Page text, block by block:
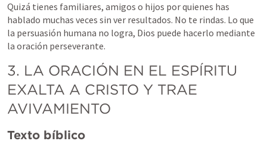
Quizá tienes familiares, amigos o hijos por quienes has
hablado muchas veces sin ver resultados. No te rindas. Lo que
la persuasión humana no logra, Dios puede hacerlo mediante
la oración perseverante.
3. LA ORACIÓN EN EL ESPÍRITU
EXALTA A CRISTO Y TRAE
AVIVAMIENTO
Texto bíblico